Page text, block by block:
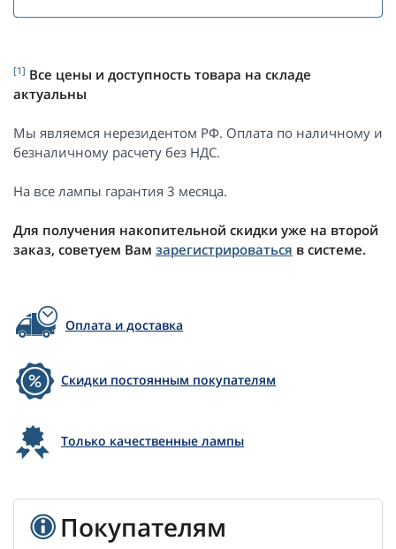
[1] Все цены и доступность товара на складе
актуальны
Мы являемся нерезидентом РФ. Оплата по наличному и
безналичному расчету без НДС.
На все лампы гарантия 3 месяца.
Для получения накопительной скидки уже на второй
заказ, советуем Вам зарегистрироваться в системе.
Оплата и доставка
Скидки постоянным покупателям
Только качественные лампы
Покупателям